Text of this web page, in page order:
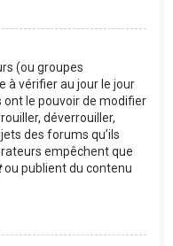
(ou groupes
à vérifier au jour le jour
le pouvoir de modifier
déverrouiller,
des forums qu’ils
empêchent que
ou publient du contenu